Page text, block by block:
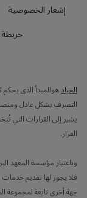
إشعار الخصوصية
الحيادهوالمبدأ الذي يحكم
التصرف بشكل عادل
يشير إلى القرارات التي
القرار.
وباعتبار مؤسسة المعهد
فلا يجوز لها تقديم
جهة أخرى تابعة لمجموعة